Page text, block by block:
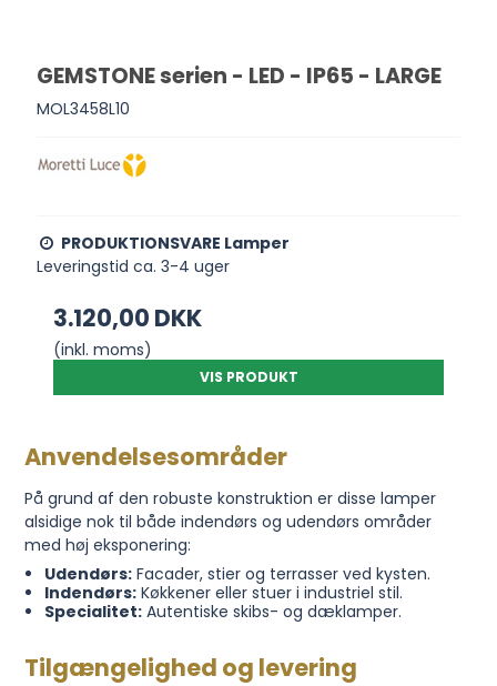
GEMSTONE serien - LED - IP65 - LARGE
MOL3458L10
PRODUKTIONSVARE Lamper
Leveringstid ca. 3-4 uger
3.120,00 DKK
(inkl. moms)
VIS PRODUKT
Anvendelsesområder
På grund af den robuste konstruktion er disse lamper
alsidige nok til både indendørs og udendørs områder
med høj eksponering:
Udendørs:Facader, stier og terrasser ved kysten.
Indendørs:Køkkener eller stuer i industriel stil.
Specialitet:Autentiske skibs- og dæklamper.
Tilgængelighed og levering